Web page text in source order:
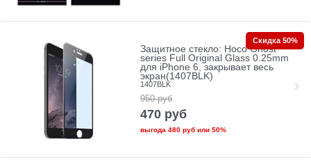
Защитное стекло: Hoco Ghost
series Full Original Glass 0.25mm
для iPhone 6, закрывает весь
экран(1407BLK)
1407BLK
950 руб
470 руб
выгода 480 рубили 50%
Скидка 50%